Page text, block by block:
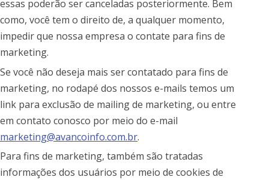
essas poderão ser canceladas posteriormente. Bem
como, você tem o direito de, a qualquer momento,
impedir que nossa empresa o contate para fins de
marketing.
Se você não deseja mais ser contatado para fins de
marketing, no rodapé dos nossos e-mails temos um
link para exclusão de mailing de marketing, ou entre
em contato conosco por meio do e-mail
marketing@avancoinfo.com.br.
Para fins de marketing, também são tratadas
informações dos usuários por meio de cookies de